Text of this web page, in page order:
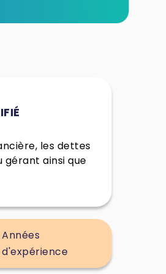
les dettes
gérant ainsi que
Années
d'expérience